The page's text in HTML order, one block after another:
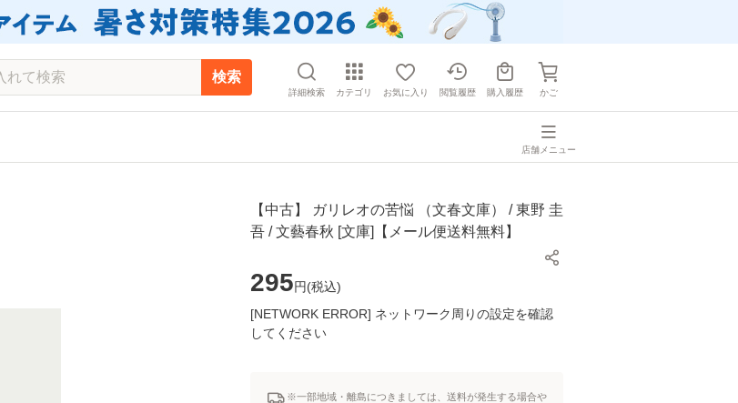
検索
詳細検索 カテゴリ お気に入り 閲覧履歴 購入履歴 かご
店舗メニュー
【中古】 ガリレオの苦悩 （文春文庫） / 東野 圭
吾 / 文藝春秋 [文庫]【メール便送料無料】
295円(税込)
[NETWORK ERROR] ネットワーク周りの設定を確認
してください
※一部地域・離島につきましては、送料が発生する場合や